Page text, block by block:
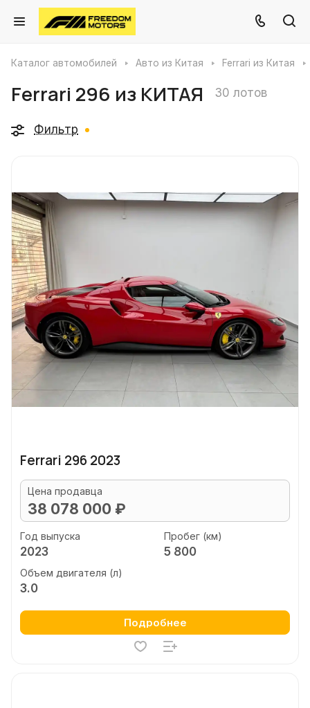
Каталог автомобилей Авто из Китая Ferrari из Китая
Ferrari 296 из КИТАЯ 30 лотов
Фильтр
Ferrari 296 2023
Цена продавца
38 078 000 ₽
Год выпуска
2023
Пробег (км)
5 800
Объем двигателя (л)
3.0
Подробнее